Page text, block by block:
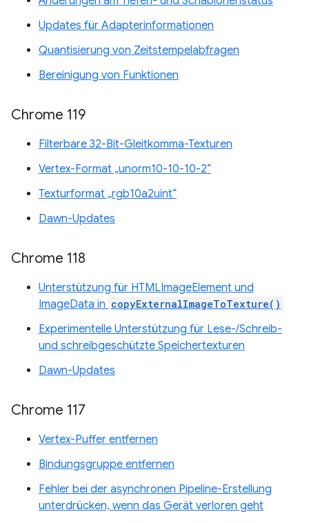
Updates für Adapterinformationen
Quantisierung von Zeitstempelabfragen
Bereinigung von Funktionen
Chrome 119
Filterbare 32-Bit-Gleitkomma-Texturen
Vertex-Format „unorm10-10-10-2“
Texturformat „rgb10a2uint“
Dawn-Updates
Chrome 118
Unterstützung für HTMLImageElement und
ImageData in copyExternalImageToTexture()
Experimentelle Unterstützung für Lese-/Schreib-
und schreibgeschützte Speichertexturen
Dawn-Updates
Chrome 117
Vertex-Puffer entfernen
Bindungsgruppe entfernen
Fehler bei der asynchronen Pipeline-Erstellung
unterdrücken, wenn das Gerät verloren geht